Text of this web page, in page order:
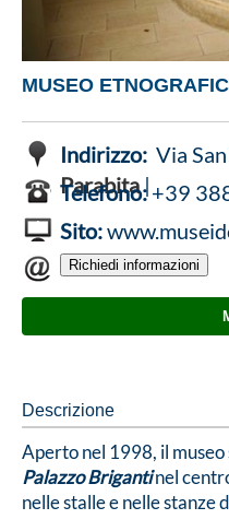
MUSEO
Indirizzo: Via
Parabita|
Telefono: +39
Sito:
Descrizione
Aperto nel 1998, il
Palazzo Brigantinel
nelle stalle e nelle stanze